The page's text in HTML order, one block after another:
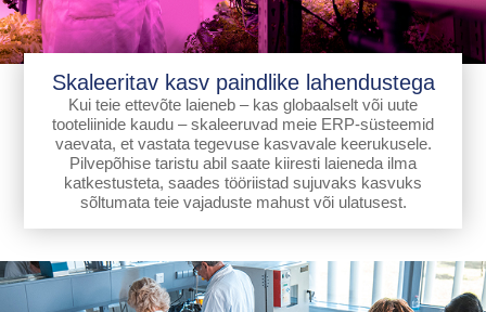
Skaleeritav kasv paindlike lahendustega
Kui teie ettevõte laieneb – kas globaalselt või uute
tooteliinide kaudu – skaleeruvad meie ERP-süsteemid
vaevata, et vastata tegevuse kasvavale keerukusele.
Pilvepõhise taristu abil saate kiiresti laieneda ilma
katkestusteta, saades tööriistad sujuvaks kasvuks
sõltumata teie vajaduste mahust või ulatusest.